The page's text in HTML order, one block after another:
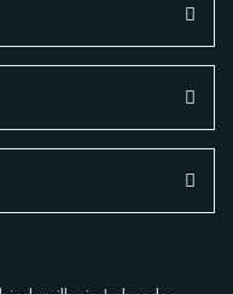
Organik Dikim Gübresi (10